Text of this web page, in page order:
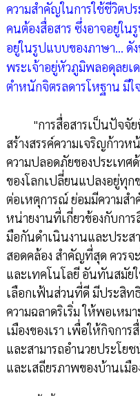
ความสำคัญในการใช้ชีวิตป
คนต้องสื่อสาร ซึ่งอาจอยู่ใ
อยู่ในรูปแบบของภาษา... ดั
พระเจ้าอยู่หัวภูมิพลอดุลย
ตำหนักจิตรลดารโหฐาน มีใ
"การสื่อสารเป็นปัจจั
สร้างสรรค์ความเจริญก้าว
ความปลอดภัยของประเทศ
ของโลกเปลี่ยนแปลงอยู่ทุก
ต่อเหตุการณ์ ย่อมมีความส
หน่ายงานที่เกี่ยวข้องกับการ
มือกันดำเนินงานและประส
สอดคล้อง สำคัญที่สุด ควรจ
และเทคโนโลยี อันทันสมัย
เลือกเฟ้นส่วนที่ดี มีประสิท
ความฉลาดริเริ่ม ให้พอเห
เมืองของเรา เพื่อให้กิจกา
และสามารถอำนวยประโย
และเสถียรภาพของบ้านเมื